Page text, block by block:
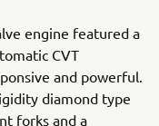
engine featured a
CVT
and powerful.
diamond type
forks and a